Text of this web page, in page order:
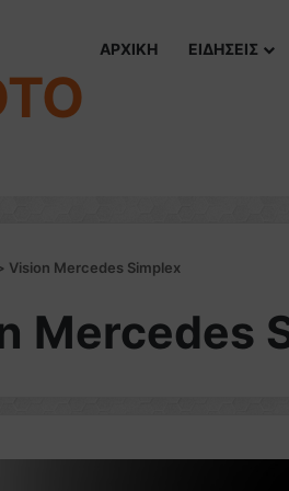
ΑΡΧΙΚΗ ΕΙΔΗΣΕΙΣ
Vision Mercedes Simplex
Mercedes